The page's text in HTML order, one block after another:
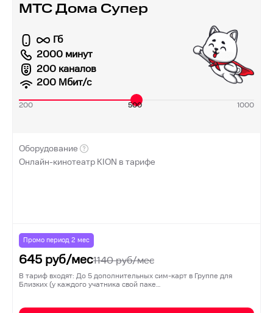
МТС Дома Супер
Гб
2000 минут
200 каналов
200 Мбит/с
200 500 1000
Оборудование
Онлайн-кинотеатр KION в тарифе
Промо период 2 мес
645 руб/мес1140руб/мес
В тариф входят: До 5 дополнительных сим-карт в Группе для
Близких (у каждого учатника свой паке…